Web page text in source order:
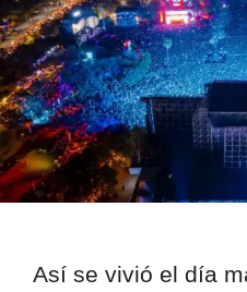
Así se vivió el día